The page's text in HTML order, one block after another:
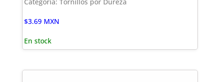
Categoría: Tornillos por Dureza
$3.69 MXN
En stock